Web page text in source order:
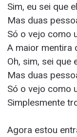
Sim, eu sei que
Mas duas
Só o vejo como
A maior mentira
Oh, sim, sei que
Mas duas
Só o vejo como
Simplesmente
Agora estou